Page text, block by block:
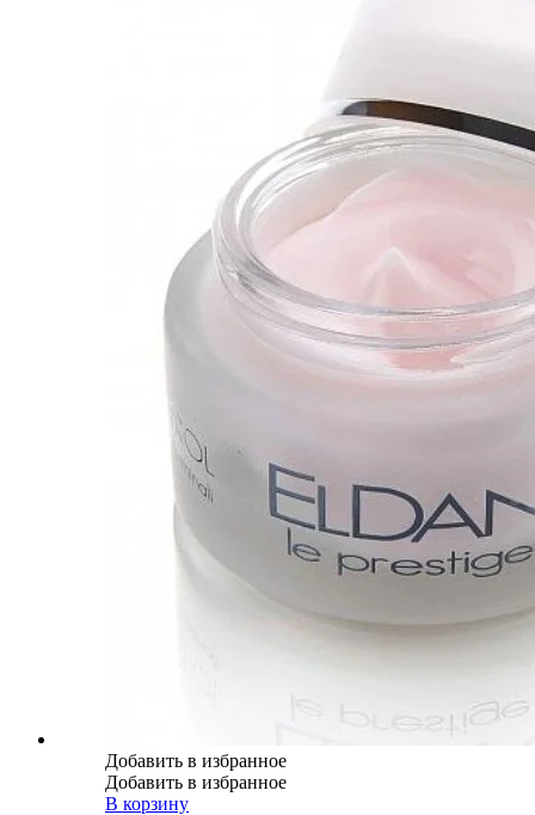
Добавить в избранное
Добавить в избранное
В корзину